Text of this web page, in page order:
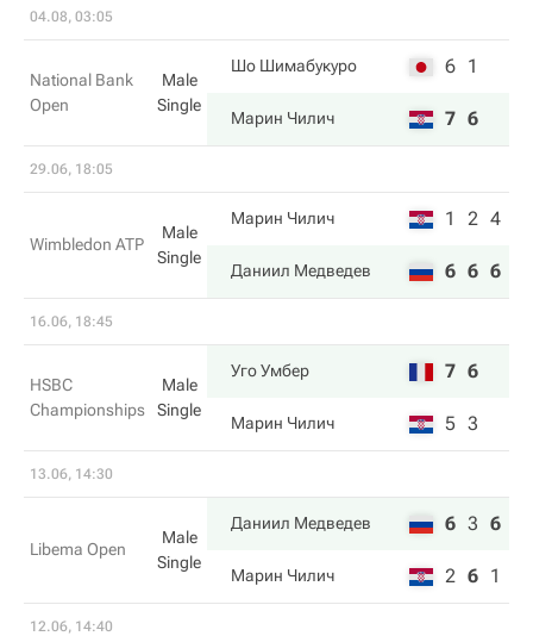
04.08, 03:05
National Bank
Open
Male
Single
Шо Шимабукуро 6 1
Марин Чилич 7 6
29.06, 18:05
Wimbledon ATP
Male
Single
Марин Чилич 1 2 4
Даниил Медведев 6 6 6
16.06, 18:45
HSBC
Championships
Male
Single
Уго Умбер 7 6
Марин Чилич 5 3
13.06, 14:30
Libema Open
Male
Single
Даниил Медведев 6 3 6
Марин Чилич 2 6 1
12.06, 14:40